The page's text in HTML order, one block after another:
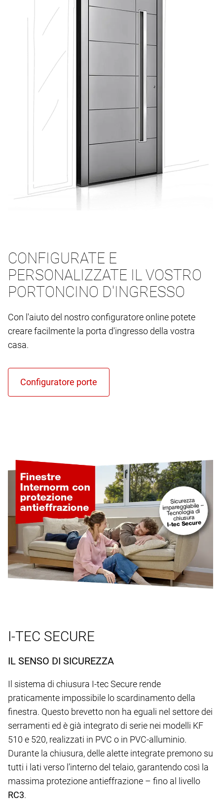
CONFIGURATE E
PERSONALIZZATE IL VOSTRO
PORTONCINO D'INGRESSO
Con l'aiuto del nostro configuratore online potete
creare facilmente la porta d'ingresso della vostra
casa.
I-TEC SECURE
IL SENSO DI SICUREZZA
Il sistema di chiusura I-tec Secure rende
praticamente impossibile lo scardinamento della
finestra. Questo brevetto non ha eguali nel settore dei
serramenti ed è già integrato di serie nei modelli KF
510 e 520, realizzati in PVC o in PVC-alluminio.
Durante la chiusura, delle alette integrate premono su
tutti i lati verso l’interno del telaio, garantendo così la
massima protezione antieffrazione – fino al livello
RC3.